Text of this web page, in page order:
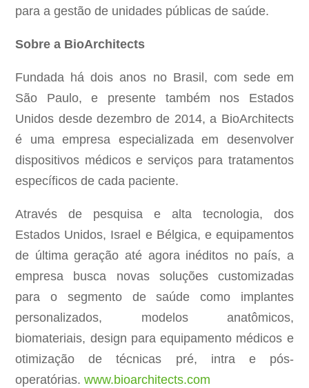
para a gestão de unidades públicas de saúde.
Sobre a BioArchitects
Fundada há dois anos no Brasil, com sede em
São Paulo, e presente também nos Estados
Unidos desde dezembro de 2014, a BioArchitects
é uma empresa especializada em desenvolver
dispositivos médicos e serviços para tratamentos
específicos de cada paciente.
Através de pesquisa e alta tecnologia, dos
Estados Unidos, Israel e Bélgica, e equipamentos
de última geração até agora inéditos no país, a
empresa busca novas soluções customizadas
para o segmento de saúde como implantes
personalizados, modelos anatômicos,
biomateriais, design para equipamento médicos e
otimização de técnicas pré, intra e pós-
operatórias.www.bioarchitects.com